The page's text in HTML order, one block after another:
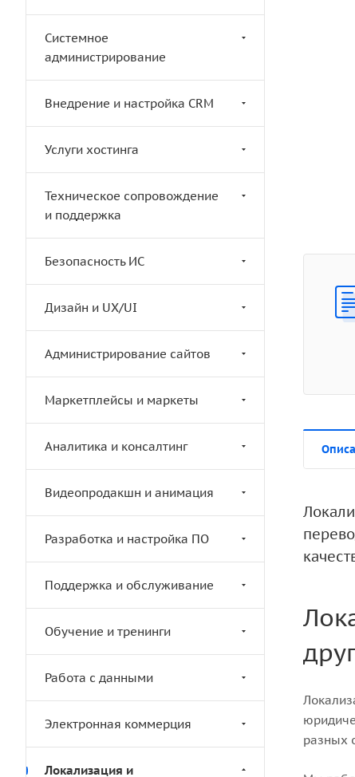
разных
Системное
администрирование
Внедрение и настройка CRM
Услуги хостинга
Техническое сопровождение
и поддержка
Безопасность ИС
Дизайн и UX/UI
Администрирование сайтов
Маркетплейсы и маркеты
Аналитика и консалтинг
Видеопродакшн и анимация
Разработка и настройка ПО
Поддержка и обслуживание
Обучение и тренинги
Работа с данными
Электронная коммерция
Локализация и